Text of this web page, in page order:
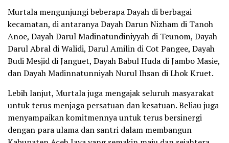
Murtala mengunjungi beberapa Dayah di berbagai
kecamatan, di antaranya Dayah Darun Nizham di Tanoh
Anoe, Dayah Darul Madinatundiniyyah di Teunom, Dayah
Darul Abral di Walidi, Darul Amilin di Cot Pangee, Dayah
Budi Mesjid di Janguet, Dayah Babul Huda di Jambo Masie,
dan Dayah Madinnatunniyah Nurul Ihsan di Lhok Kruet.
Lebih lanjut, Murtala juga mengajak seluruh masyarakat
untuk terus menjaga persatuan dan kesatuan. Beliau juga
menyampaikan komitmennya untuk terus bersinergi
dengan para ulama dan santri dalam membangun